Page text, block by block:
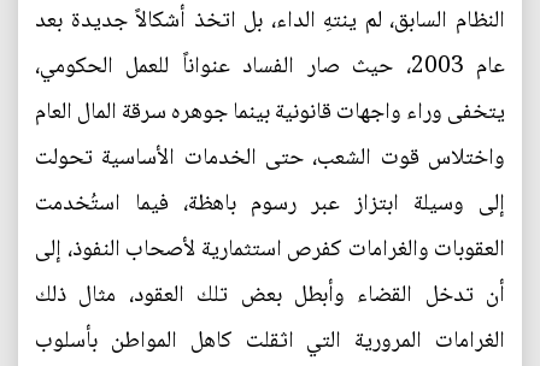
النظام السابق، لم ينتهِ الداء، بل اتخذ أشكالاً جديدة بعد
عام 2003، حيث صار الفساد عنواناً للعمل الحكومي،
يتخفى وراء واجهات قانونية بينما جوهره سرقة المال العام
واختلاس قوت الشعب، حتى الخدمات الأساسية تحولت
إلى وسيلة ابتزاز عبر رسوم باهظة، فيما استُخدمت
العقوبات والغرامات كفرص استثمارية لأصحاب النفوذ، إلى
أن تدخل القضاء وأبطل بعض تلك العقود، مثال ذلك
الغرامات المرورية التي اثقلت كاهل المواطن بأسلوب